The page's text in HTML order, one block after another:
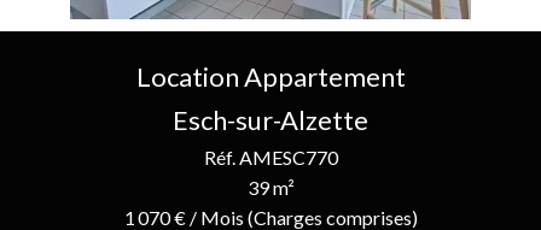
Location Appartement
Esch-sur-Alzette
Réf. AMESC770
39 m²
1 070 € / Mois (Charges comprises)